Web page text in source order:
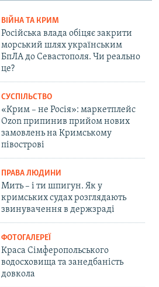
ВІЙНА ТА КРИМ
Російська влада обіцяє закрити
морський шлях українським
БпЛА до Севастополя. Чи реально
це?
СУСПІЛЬСТВО
«Крим – не Росія»: маркетплейс
Ozon припинив прийом нових
замовлень на Кримському
півострові
ПРАВА ЛЮДИНИ
Мить – і ти шпигун. Як у
кримських судах розглядають
звинувачення в держзраді
ФОТОГАЛЕРЕЇ
Краса Сімферопольського
водосховища та занедбаність
довкола